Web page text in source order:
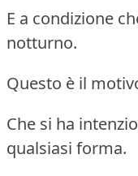
E a condizione
notturno.
Questo è il
Che si ha
qualsiasi forma.